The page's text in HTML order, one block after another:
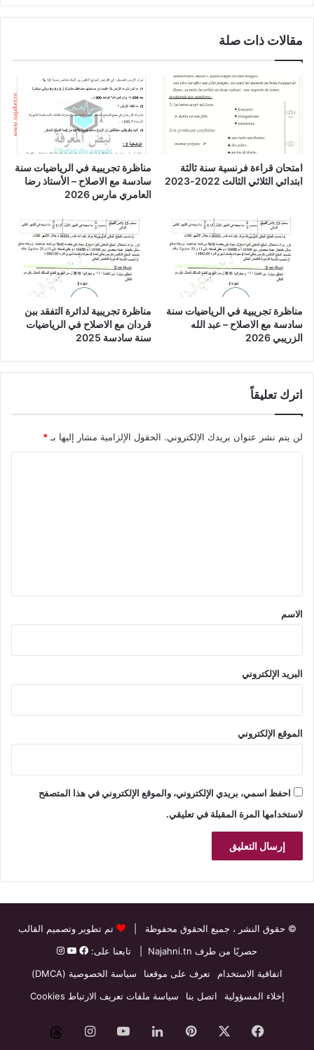
مقالات ذات صلة
امتحان قراءة فرنسية سنة ثالثة
ابتدائي الثلاثي الثالث 2022-2023
مناظرة تجريبية في الرياضيات سنة
سادسة مع الاصلاح – الأستاذ رضا
العامري مارس 2026
مناظرة تجريبية في الرياضيات سنة
سادسة مع الاصلاح – عبد الله
الزريبي 2026
مناظرة تجريبية لدائرة التفقد ببن
قردان مع الاصلاح في الرياضيات
سنة سادسة 2025
اترك تعليقاً
لن يتم نشر عنوان بريدك الإلكتروني. الحقول الإلزامية مشار إليها بـ*
*
الاسم
البريد الإلكتروني
الموقع الإلكتروني
احفظ اسمي، بريدي الإلكتروني، والموقع الإلكتروني في هذا المتصفح
لاستخدامها المرة المقبلة في تعليقي.
© حقوق النشر ، جميع الحقوق محفوظة |
تم تطوير وتصميم القالب
حصريًا من طرف Najahni.tn | تابعنا على:
اتفاقية الاستخدام
تعرف على موقعنا
سياسة الخصوصية (DMCA)
إخلاء المسؤولية
اتصل بنا سياسة ملفات تعريف الارتباط Cookies
فيسبوك بينتيريستلينكدإن‫YouTubeانستقرام